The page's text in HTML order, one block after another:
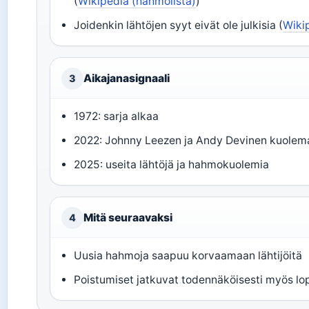
Joidenkin lähtöjen syyt eivät ole julkisia (
3 Aikajanasignaali
1972: sarja alkaa
2022: Johnny Leezen ja Andy Devinen
2025: useita lähtöjä ja hahmokuolemia
4 Mitä seuraavaksi
Uusia hahmoja saapuu korvaamaan lähtijöitä
Poistumiset jatkuvat todennäköisesti myös